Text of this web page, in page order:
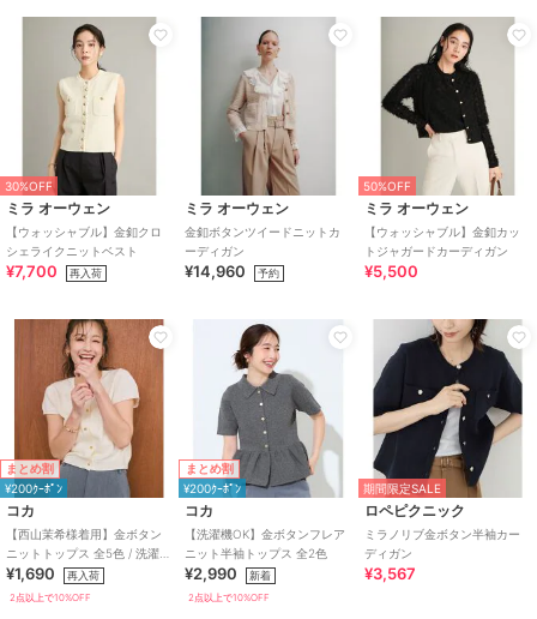
30%OFF
ミラ オーウェン
【ウォッシャブル】金釦クロ
シェライクニットベスト
¥7,700 再入荷
ミラ オーウェン
金釦ボタンツイードニットカ
ーディガン
¥14,960 予約
50%OFF
ミラ オーウェン
【ウォッシャブル】金釦カッ
トジャガードカーディガン
¥5,500
まとめ割
¥200ｸｰﾎﾟﾝ
コカ
【西山茉希様着用】金ボタン
ニットトップス 全5色 / 洗濯機
OK
¥1,690 再入荷
2点以上で10%OFF
まとめ割
¥200ｸｰﾎﾟﾝ
コカ
【洗濯機OK】金ボタンフレア
ニット半袖トップス 全2色
¥2,990 新着
2点以上で10%OFF
期間限定SALE
ロペピクニック
ミラノリブ金ボタン半袖カー
ディガン
¥3,567